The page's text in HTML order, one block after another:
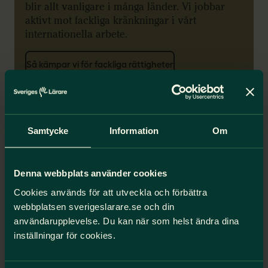
Samtycke Information Om
Denna webbplats använder cookies
Cookies används för att utveckla och förbättra
webbplatsen sverigeslarare.se och din
användarupplevelse. Du kan när som helst ändra dina
inställningar för cookies.
blir allt vanligare i många länder. Vi jobbar
aktivt mot fackliga kränkningar i vårt
internationella arbete.
Så kämpar vi för fackliga rättigheter
och deras organisationer är en dialogpart när
skolan och läraryrkets förutsättningar
diskuteras och utbildningspolitik utvecklas.
Det vill vi ändra på. Därför arbetar vi bland
annat med utvecklingssamarbeten runt om i